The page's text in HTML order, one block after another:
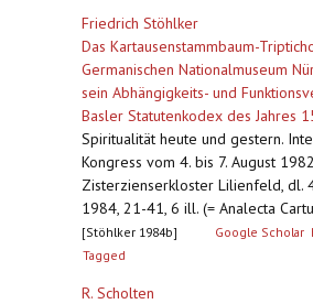
Friedrich Stöhlker
Das Kartausenstammbaum-
Germanischen Nationalmuseum
sein Abhängigkeits- und
Basler Statutenkodex des Jahres
Spiritualität heute und gestern.
Kongress vom 4. bis 7. August
Zisterzienserkloster Lilienfeld, dl.
1984, 21-41, 6 ill. (= Analecta
[Stöhlker 1984b] Google Scholar
Tagged
R. Scholten